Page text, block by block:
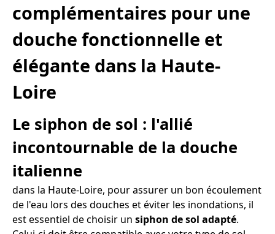
complémentaires pour une
douche fonctionnelle et
élégante dans la Haute-
Loire
Le siphon de sol : l'allié
incontournable de la douche
italienne
dans la Haute-Loire, pour assurer un bon écoulement
de l'eau lors des douches et éviter les inondations, il
est essentiel de choisir un siphon de sol adapté.